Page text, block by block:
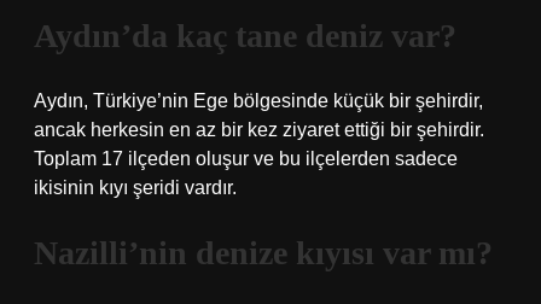
Aydın’da kaç tane deniz var?
Aydın, Türkiye’nin Ege bölgesinde küçük bir şehirdir,
ancak herkesin en az bir kez ziyaret ettiği bir şehirdir.
Toplam 17 ilçeden oluşur ve bu ilçelerden sadece
ikisinin kıyı şeridi vardır.
Nazilli’nin denize kıyısı var mı?